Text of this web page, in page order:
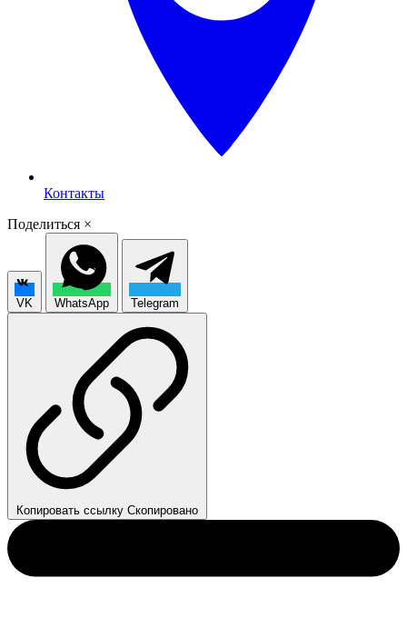
Контакты
Поделиться ×
VK WhatsApp Telegram
Копировать ссылку Скопировано